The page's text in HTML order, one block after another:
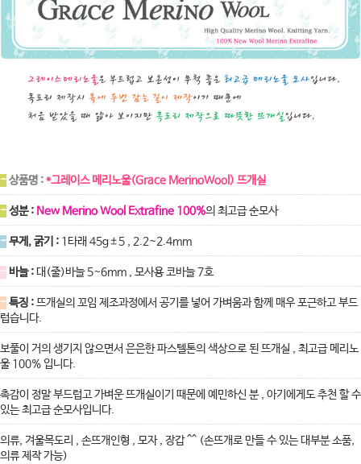
-상품명 :*그레이스 메리노울(Grace MerinoWool) 뜨개실
-성분 : New Merino Wool Extrafine 100%의 최고급 순모사
-무게, 굵기 : 1타래 45g±5 , 2.2~2.4mm
- 바늘 : 대(줄)바늘 5~6mm , 모사용 코바늘 7호
-특징 :뜨개실의 꼬임 제조과정에서 공기를 넣어 가벼움과 함께 매우 포근하고 부드
럽습니다.
보풀이 거의 생기지 않으면서 은은한파스텔톤의 색상으로 된 뜨개실 , 최고급 메리노
울 100% 입니다.
촉감이 정말 부드럽고 가벼운 뜨개실이기 때문에 예민하신 분 , 아기에게도 추천 할 수
있는 최고급 순모사입니다.
의류, 겨울목도리 , 손뜨개인형 , 모자 , 장갑 ^^ (손뜨개로 만들 수 있는 대부분 소품,
의류 제작 가능)